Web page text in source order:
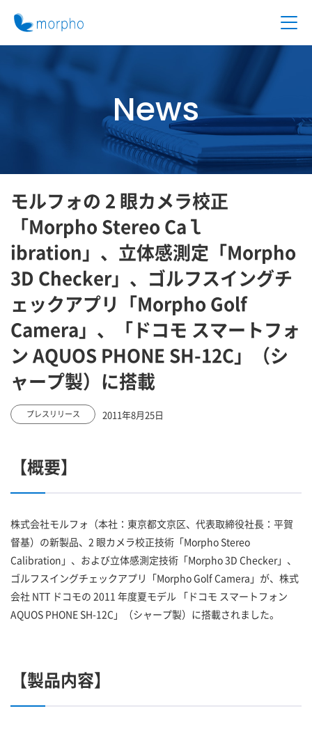
News
モルフォの 2 眼カメラ校正
「Morpho Stereo Caｌ
ibration」、立体感測定「Morpho
3D Checker」、ゴルフスイングチ
ェックアプリ「Morpho Golf
Camera」、「ドコモ スマートフォ
ン AQUOS PHONE SH-12C」（シ
ャープ製）に搭載
プレスリリース 2011年8月25日
【概要】
株式会社モルフォ（本社：東京都文京区、代表取締役社長：平賀
督基）の新製品、2 眼カメラ校正技術「Morpho Stereo
Calibration」、および立体感測定技術「Morpho 3D Checker」、
ゴルフスイングチェックアプリ「Morpho Golf Camera」が、株式
会社 NTT ドコモの 2011 年度夏モデル 「ドコモ スマートフォン
AQUOS PHONE SH-12C」（シャープ製）に搭載されました。
【製品内容】